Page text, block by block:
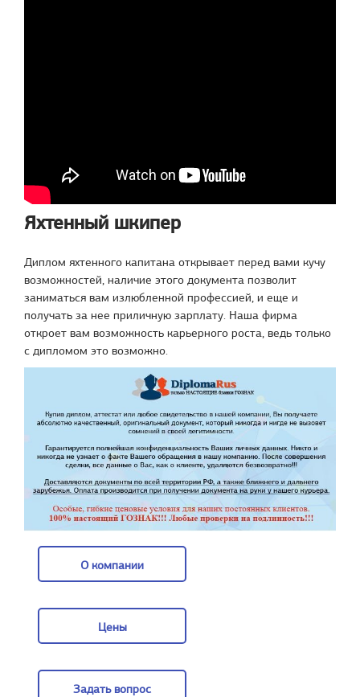
Яхтенный шкипер
Диплом яхтенного капитана открывает перед вами кучу
возможностей, наличие этого документа позволит
заниматься вам излюбленной профессией, и еще и
получать за нее приличную зарплату. Наша фирма
откроет вам возможность карьерного роста, ведь только
с дипломом это возможно.
О компании
Цены
Задать вопрос